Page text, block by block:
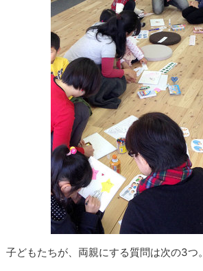
子どもたちが、両親にする質問は次の3つ。